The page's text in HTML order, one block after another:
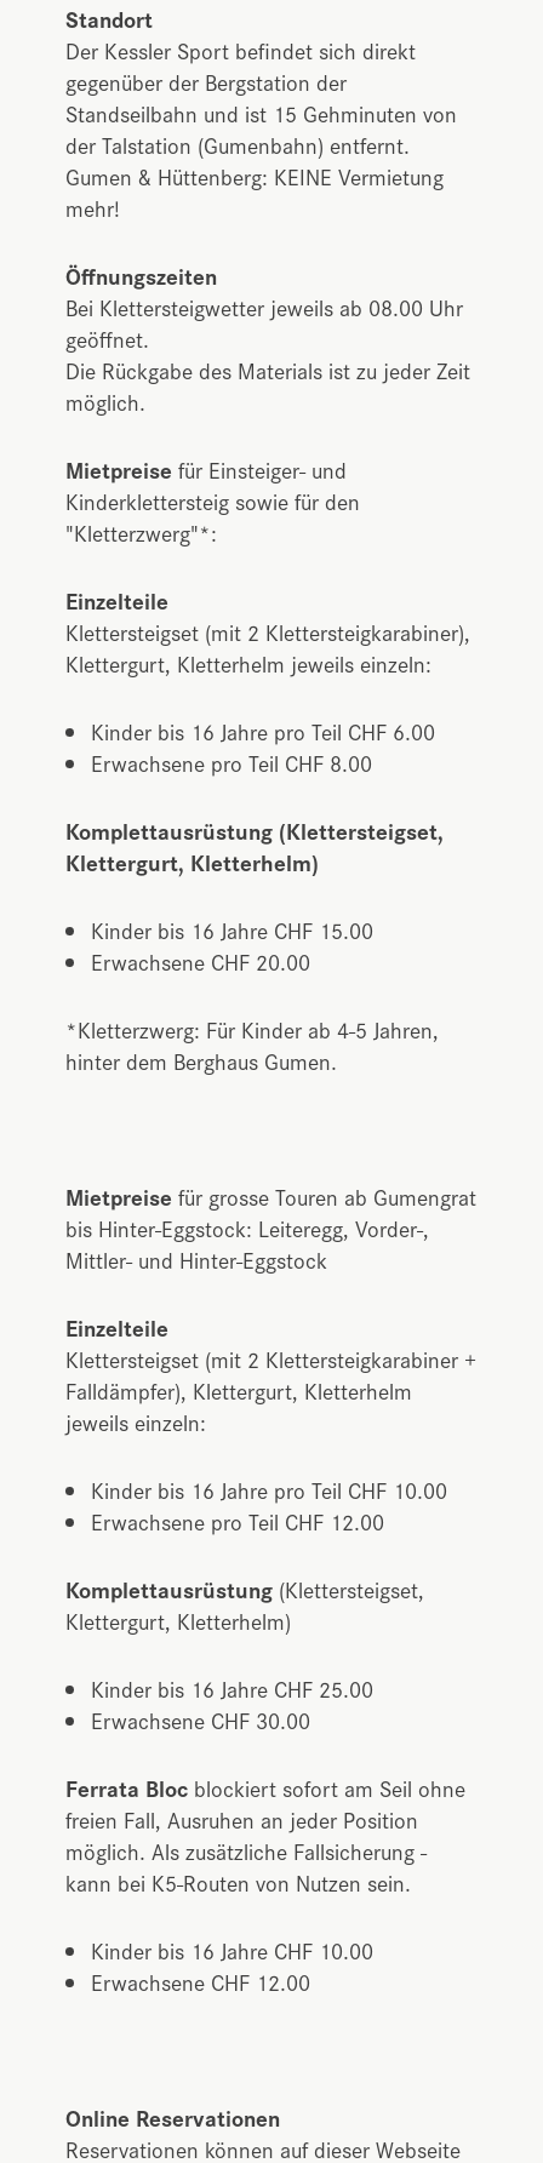
Standort
Der Kessler Sport befindet sich direkt
gegenüber der Bergstation der
Standseilbahn und ist 15 Gehminuten von
der Talstation (Gumenbahn) entfernt.
Gumen & Hüttenberg: KEINE Vermietung
mehr!
Öffnungszeiten
Bei Klettersteigwetter jeweils ab 08.00 Uhr
geöffnet.
Die Rückgabe des Materials ist zu jeder Zeit
möglich.
Mietpreise für Einsteiger- und
Kinderklettersteig sowie für den
"Kletterzwerg"*:
Einzelteile
Klettersteigset (mit 2 Klettersteigkarabiner),
Klettergurt, Kletterhelm jeweils einzeln:
Kinder bis 16 Jahre pro Teil CHF 6.00
Erwachsene pro Teil CHF 8.00
Komplettausrüstung (Klettersteigset,
Klettergurt, Kletterhelm)
Kinder bis 16 Jahre CHF 15.00
Erwachsene CHF 20.00
*Kletterzwerg: Für Kinder ab 4-5 Jahren,
hinter dem Berghaus Gumen.
Mietpreise für grosse Touren ab Gumengrat
bis Hinter-Eggstock: Leiteregg, Vorder-,
Mittler- und Hinter-Eggstock
Einzelteile
Klettersteigset (mit 2 Klettersteigkarabiner +
Falldämpfer), Klettergurt, Kletterhelm
jeweils einzeln:
Kinder bis 16 Jahre pro Teil CHF 10.00
Erwachsene pro Teil CHF 12.00
Komplettausrüstung (Klettersteigset,
Klettergurt, Kletterhelm)
Kinder bis 16 Jahre CHF 25.00
Erwachsene CHF 30.00
Ferrata Bloc blockiert sofort am Seil ohne
freien Fall, Ausruhen an jeder Position
möglich. Als zusätzliche Fallsicherung -
kann bei K5-Routen von Nutzen sein.
Kinder bis 16 Jahre CHF 10.00
Erwachsene CHF 12.00
Online Reservationen
Reservationen können auf dieser Webseite